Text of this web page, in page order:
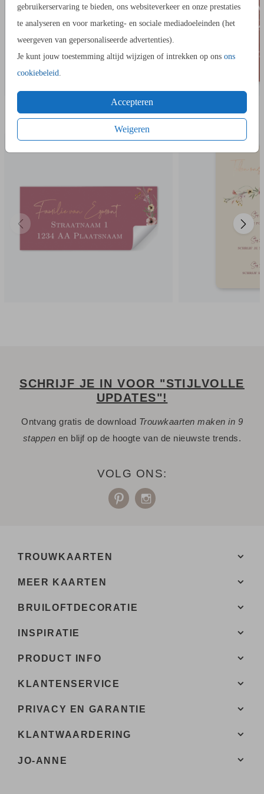
gebruikerservaring te bieden, ons websiteverkeer en onze prestaties
te analyseren en voor marketing- en sociale mediadoeleinden (het
weergeven van gepersonaliseerde advertenties).
Je kunt jouw toestemming altijd wijzigen of intrekken op ons ons
cookiebeleid.
Accepteren
Weigeren
- Bewaar het ontwerp in je account. Je kunt later verder
werken.
- Of bestel gelijk een proefdruk.
- Bij de 1e proefdruk ontvang je een proefsetje van
papiersoorten en envelopkleuren.
Een vraag? Hier vind je waarschijnlijkhet antwoord.
Niet gevonden? Neem
graag.
IN DEZELFDE STIJL KUN JE DIT OOK
BESTELLEN
SCHRIJF JE IN VOOR "STIJLVOLLE
UPDATES"!
Ontvang gratis de download Trouwkaarten maken in 9
stappen en blijf op de hoogte van de nieuwste trends.
VOLG ONS:
TROUWKAARTEN
MEER KAARTEN
BRUILOFTDECORATIE
INSPIRATIE
PRODUCT INFO
KLANTENSERVICE
PRIVACY EN GARANTIE
KLANTWAARDERING
JO-ANNE